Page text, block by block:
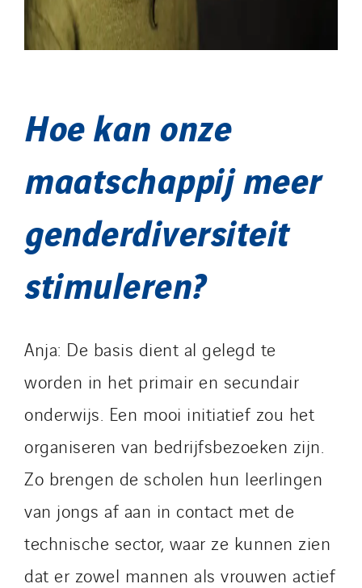
Hoe kan onze
maatschappij meer
genderdiversiteit
stimuleren?
Anja: De basis dient al gelegd te
worden in het primair en secundair
onderwijs. Een mooi initiatief zou het
organiseren van bedrijfsbezoeken zijn.
Zo brengen de scholen hun leerlingen
van jongs af aan in contact met de
technische sector, waar ze kunnen zien
dat er zowel mannen als vrouwen actief